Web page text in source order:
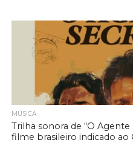
MÚSICA
Trilha sonora de “O
filme brasileiro indicado ao